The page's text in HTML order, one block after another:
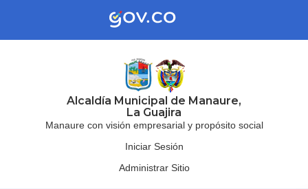
Alcaldía Municipal de Manaure,
La Guajira
Manaure con visión empresarial y propósito social
Iniciar Sesión
Administrar Sitio